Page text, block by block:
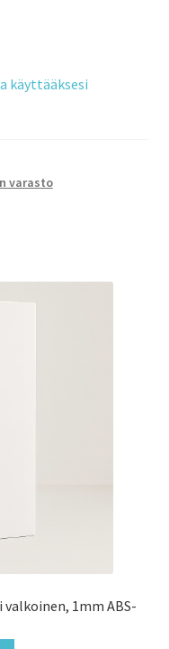
käyttääksesi
varasto
1mm ABS-